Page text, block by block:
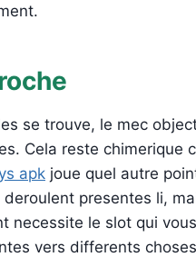
se trouve, le mec
Cela reste chimerique
apk joue quel autre
presentes li,
necessite le slot qui
vers differents